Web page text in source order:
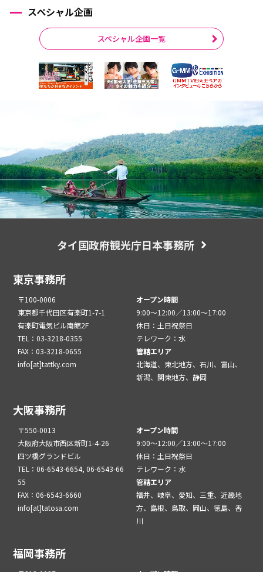
スペシャル企画
スペシャル企画一覧
タイ国政府観光庁日本事務所
東京事務所
〒100-0006
東京都千代田区有楽町1-7-1
有楽町電気ビル南館2F
TEL：03-3218-0355
FAX：03-3218-0655
info[at]tattky.com
オープン時間
9:00～12:00／13:00～17:00
休日：土日祝祭日
テレワーク：水
管轄エリア
北海道、東北地方、石川、富山、
新潟、関東地方、静岡
大阪事務所
〒550-0013
大阪府大阪市西区新町1-4-26
四ツ橋グランドビル
TEL：06-6543-6654, 06-6543-66
55
FAX：06-6543-6660
info[at]tatosa.com
オープン時間
9:00～12:00／13:00～17:00
休日：土日祝祭日
テレワーク：水
管轄エリア
福井、岐阜、愛知、三重、近畿地
方、島根、鳥取、岡山、徳島、香
川
福岡事務所